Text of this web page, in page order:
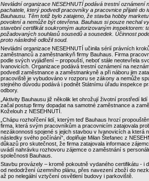
Nevládní organizace NESEHNUTÍ podává trestní oznámení
pachatele, který podvedl pracovníky a pracovnice přijaté do
Bauhausu. Těm totiž bylo zatajeno, že stavba hobby
povolení a nemůže být otevřena. Bauhaus si pouze nechal
stavební certifikát soukromým autorizovaným inspektorem:
požadovaných souhlasů sousedů a sousedek. Účinnost
proto následně odložil soud.
Nevládní organizace NESEHNUTÍ učinila sérií právních
zaměstnanců a zaměstnankyň firmy Bauhaus. Firma
podle svých vyjádření – propouští, neboť stále neotevřela
Ivanovicích. Organizace podává trestní oznámení na
podvedl zaměstnance a zaměstnankyně a při náboru jim
pracoviště je vybudováno v rozporu se zákony a nemůže
stejného důvodu podává i podnět Státnímu úřadu inspekce
odbory.
„Aktivity Bauhausu již několik let ohrožují životní prostředí
začal postup firmy dopadat na samotné zaměstnance a
Koželouh z NESEHNUTÍ.
„Chápu rozhořčení lidí, kterým teď Bauhaus hrozí
firma, která svým pracovníkům a pracovnicím zatajovala
nezákonnosti spojené s jejich stavbou v Ivanovicích a která
následky svého počínání“, doplňuje Milan Štefanec z
důkazů pro skutečnost, že firma zatajovala informace
uvádí nahrávku rozhovoru zájemce o zaměstnání s
společnosti Bauhaus.
Stavbu provázely – kromě pokoutně vydaného certifikátu - i
od nedodržení územního plánu, přes navezení zboží do
až po nelegální vztyčení osvětlení budovy i parkoviště.